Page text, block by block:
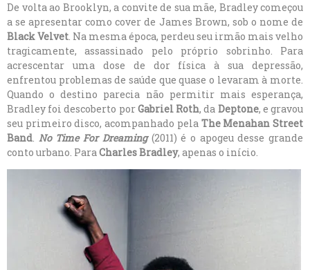
De volta ao Brooklyn, a convite de sua mãe, Bradley começou
a se apresentar como cover de James Brown, sob o nome de
Black Velvet. Na mesma época, perdeu seu irmão mais velho
tragicamente, assassinado pelo próprio sobrinho. Para
acrescentar uma dose de dor física à sua depressão,
enfrentou problemas de saúde que quase o levaram à morte.
Quando o destino parecia não permitir mais esperança,
Bradley foi descoberto porGabriel Roth, da Deptone, e gravou
seu primeiro disco, acompanhado pela The Menahan Street
Band. No Time For Dreaming(2011) é o apogeu desse grande
conto urbano. ParaCharles Bradley, apenas o início.